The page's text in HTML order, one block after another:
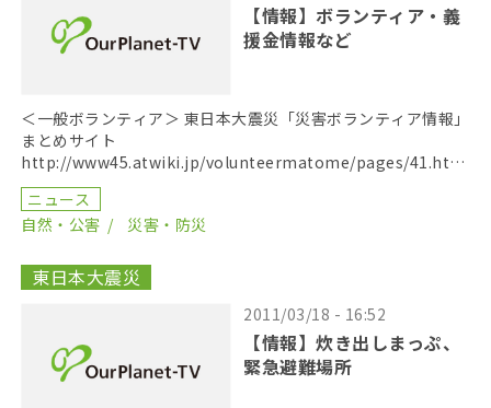
【情報】ボランティア・義
援金情報など
＜一般ボランティア＞ 東日本大震災「災害ボランティア情報」
まとめサイト
http://www45.atwiki.jp/volunteermatome/pages/41.html
災害ボランティア情報まとめ http: […]
ニュース
自然・公害
災害・防災
東日本大震災
2011/03/18 - 16:52
【情報】炊き出しまっぷ、
緊急避難場所